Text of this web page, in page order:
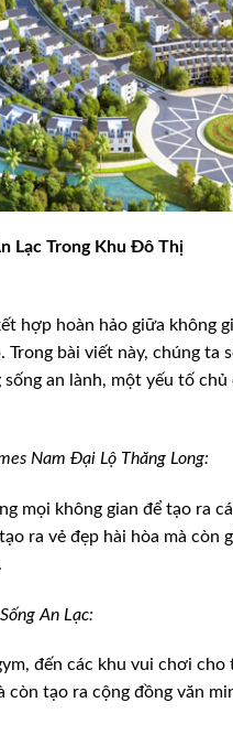
Lạc Trong Khu Đô Thị
hợp hoàn hảo giữa không
bài viết này, chúng ta
an lành, một yếu tố
Nam Đại Lộ Thăng Long:
mọi không gian để tạo ra
ra vẻ đẹp hài hòa mà còn
An Lạc:
đến các khu vui chơi cho
còn tạo ra cộng đồng văn